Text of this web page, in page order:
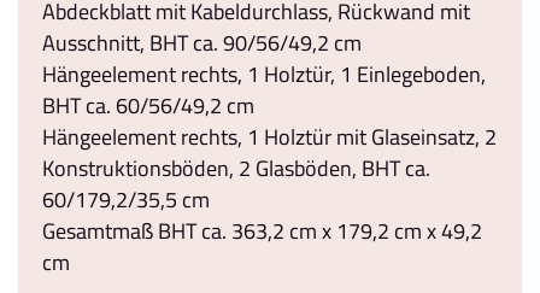
Abdeckblatt mit Kabeldurchlass, Rückwand mit
Ausschnitt, BHT ca. 90/56/49,2 cm
Hängeelement rechts, 1 Holztür, 1 Einlegeboden,
BHT ca. 60/56/49,2 cm
Hängeelement rechts, 1 Holztür mit Glaseinsatz, 2
Konstruktionsböden, 2 Glasböden, BHT ca.
60/179,2/35,5 cm
Gesamtmaß BHT ca. 363,2 cm x 179,2 cm x 49,2
cm